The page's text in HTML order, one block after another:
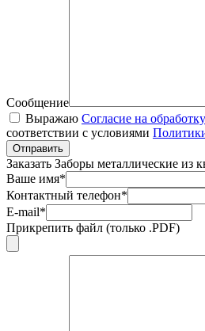
Сообщение
Выражаю Согласие на
соответствии с условиями
Отправить
Заказать Заборы металлические из
Ваше имя*
Контактный телефон*
E-mail*
Прикрепить файл (только .PDF)